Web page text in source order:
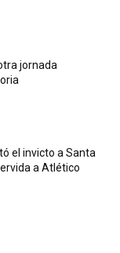
jornada
el invicto a Santa
a Atlético